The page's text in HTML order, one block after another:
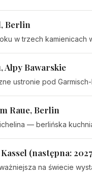
Berlin
w trzech kamienicach
Alpy Bawarskie
ustronie pod
Raue, Berlin
— berlińska
(następna:
na świecie